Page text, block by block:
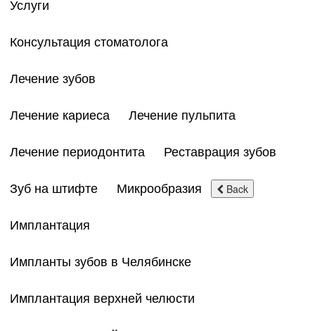
Услуги
Консультация стоматолога
Лечение зубов
Лечение кариеса
Лечение пульпита
Лечение периодонтита
Реставрация зубов
Зуб на штифте
Микрообразия Back
Имплантация
Импланты зубов в Челябинске
Имплантация верхней челюсти